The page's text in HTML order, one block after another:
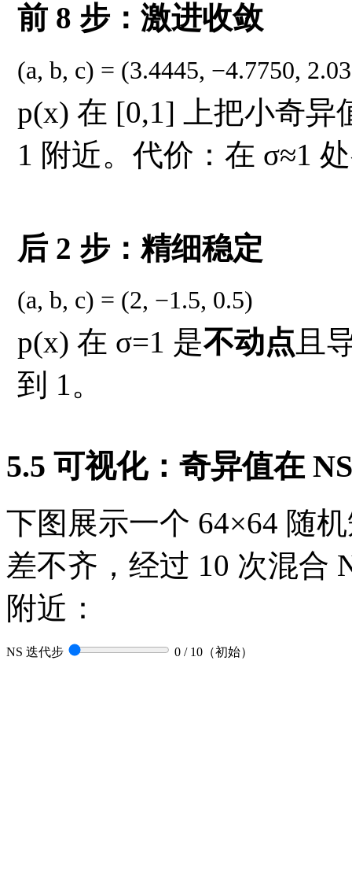
前 8 步：激进收敛
(a, b, c) = (3.4445, −4.7750,
p(x) 在 [0,1] 上把小奇异
1 附近。代价：在 σ≈1
后 2 步：精细稳定
(a, b, c) = (2, −1.5, 0.5)
p(x) 在 σ=1 是不动点 且
到 1。
5.5 可视化：奇异值在
下图展示一个 64×64 随
差不齐，经过 10 次混合
附近：
NS 迭代步 0 / 10（初始）